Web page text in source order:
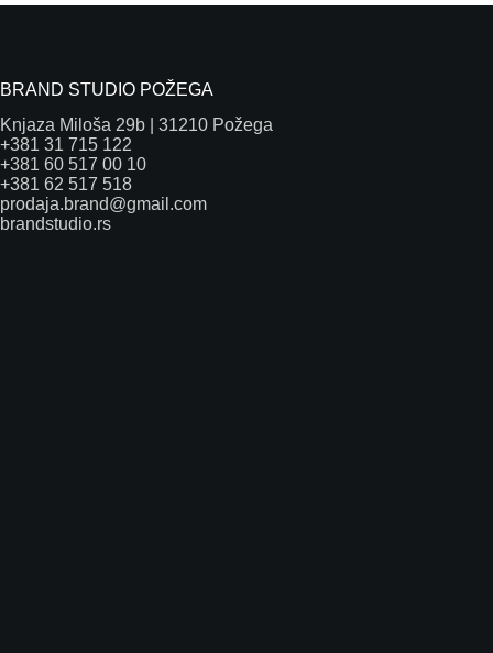
BRAND STUDIO POŽEGA
Knjaza Miloša 29b | 31210 Požega
+381 31 715 122
+381 60 517 00 10
+381 62 517 518
prodaja.brand@gmail.com
brandstudio.rs